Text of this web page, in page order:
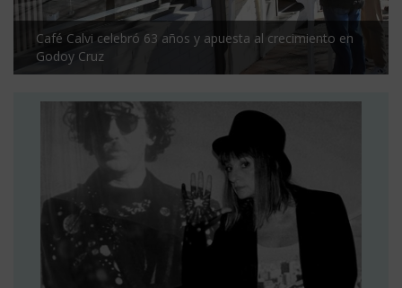
Café Calvi celebró 63 años y apuesta al crecimiento en
Godoy Cruz